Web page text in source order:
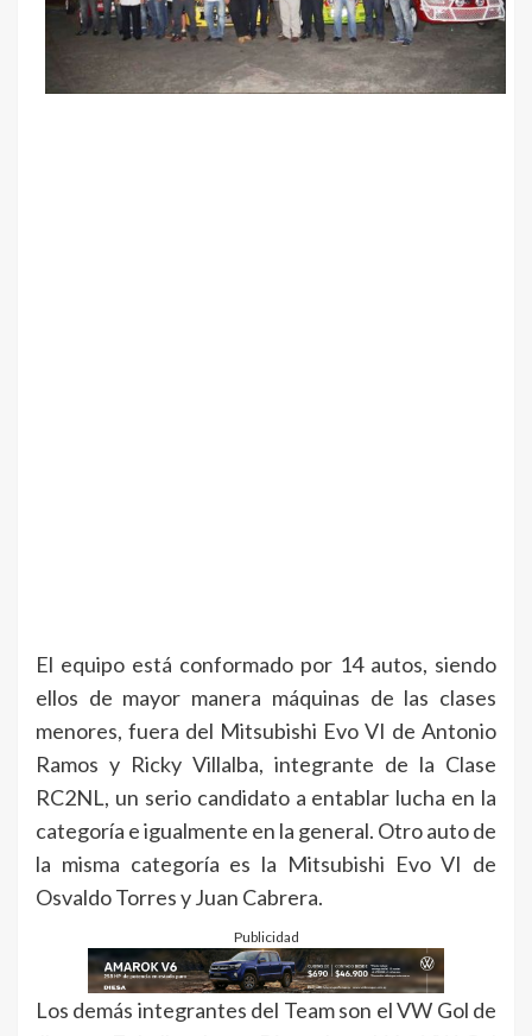
El equipo está conformado por 14 autos, siendo
ellos de mayor manera máquinas de las clases
menores, fuera del Mitsubishi Evo VI de Antonio
Ramos y Ricky Villalba, integrante de la Clase
RC2NL, un serio candidato a entablar lucha en la
categoría e igualmente en la general. Otro auto de
la misma categoría es la Mitsubishi Evo VI de
Osvaldo Torres y Juan Cabrera.
Publicidad
Los demás integrantes del Team son el VW Gol de